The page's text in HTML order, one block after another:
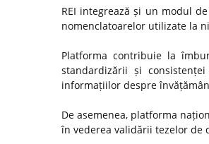
REI integrează și un modul
nomenclatoarelor utilizate la
Platforma contribuie la
standardizării și
informațiilor despre
De asemenea, platforma
în vederea validării tezelor